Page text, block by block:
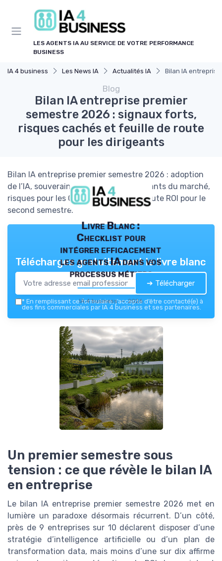
LES AGENTS IA AU SERVICE DE VOTRE PERFORMANCE
BUSINESS
IA 4 business Les News IA Actualités IA Bilan IA
Blog
Bilan IA entreprise premier
semestre 2026 : signaux forts,
risques cachés et feuille de route
pour les dirigeants
Bilan IA entreprise premier semestre 2026 : adoption
de l’IA, souveraineté numérique, gagnants du marché,
risques pour les C-level et feuille de route ROI pour le
second semestre.
Livre Blanc :
Checklist pour
intégrer efficacement
les agents IA dans vos
processus métiers
IA 4 business — 2026
Téléchargez gratuitement le livre blanc
➔ Télécharger
* En remplissant ce formulaire, j’accepte d’être contacté(e) à
des fins commerciales par IA 4 business et ses partenaires.
Un premier semestre sous
tension : ce que révèle le bilan IA
en entreprise
Le bilan IA entreprise premier semestre 2026 met en
lumière un paradoxe désormais récurrent. D’un côté,
près de 9 entreprises sur 10 déclarent disposer d’une
stratégie d’intelligence artificielle ou d’un plan de
transformation data, mais moins d’une sur dix affirme